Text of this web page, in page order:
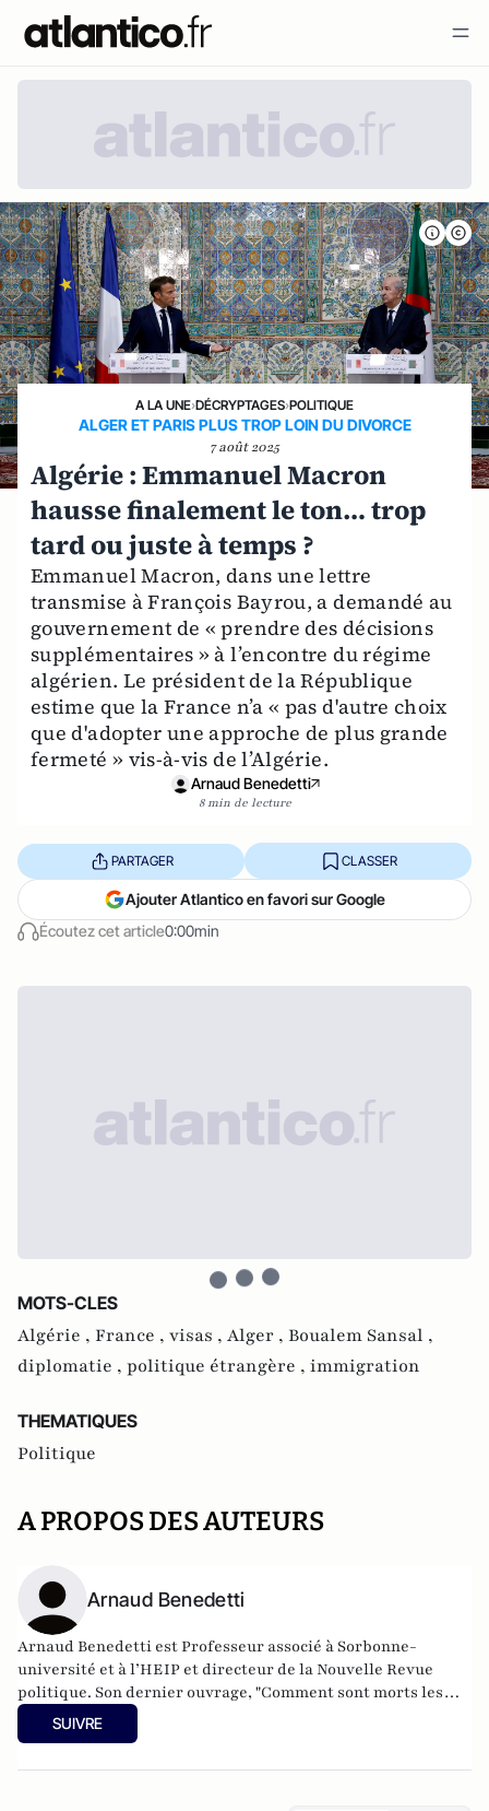
A LA UNE›DÉCRYPTAGES›POLITIQUE
ALGER ET PARIS PLUS TROP LOIN DU DIVORCE
7 août 2025
Algérie : Emmanuel Macron
hausse finalement le ton… trop
tard ou juste à temps ?
Emmanuel Macron, dans une lettre
transmise à François Bayrou, a demandé au
gouvernement de « prendre des décisions
supplémentaires » à l’encontre du régime
algérien. Le président de la République
estime que la France n’a « pas d'autre choix
que d'adopter une approche de plus grande
fermeté » vis-à-vis de l’Algérie.
Arnaud Benedetti
8 min de lecture
Écoutez cet article0:00min
PARTAGER CLASSER
Ajouter Atlantico en favori sur Google
MOTS-CLES
Algérie , France , visas , Alger , Boualem Sansal ,
diplomatie , politique étrangère , immigration
THEMATIQUES
Politique
A PROPOS DES AUTEURS
Arnaud Benedetti
Arnaud Benedetti est Professeur associé à Sorbonne-
université et à l’HEIP et directeur de la Nouvelle Revue
politique. Son dernier ouvrage, "Comment sont morts les
politiques ? Le grand malaise du pouvoir", est publié aux
éditions du Cerf (4 Novembre 2021).
SUIVRE